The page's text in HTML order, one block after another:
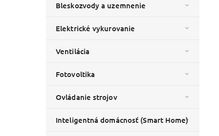
Bleskozvody a uzemnenie
Elektrické vykurovanie
Ventilácia
Fotovoltika
Ovládanie strojov
Inteligentná domácnosť (Smart Home)